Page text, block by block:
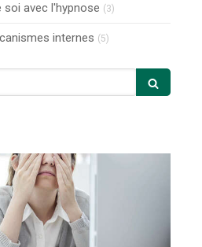
avec l'hypnose (3)
internes (5)